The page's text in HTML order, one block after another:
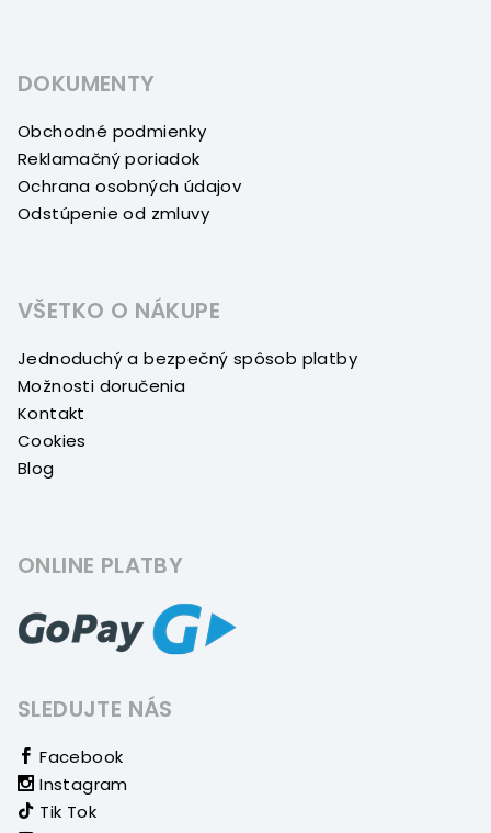
DOKUMENTY
Obchodné podmienky
Reklamačný poriadok
Ochrana osobných údajov
Odstúpenie od zmluvy
VŠETKO O NÁKUPE
Jednoduchý a bezpečný spôsob platby
Možnosti doručenia
Kontakt
Cookies
Blog
ONLINE PLATBY
SLEDUJTE NÁS
Facebook
Instagram
Tik Tok